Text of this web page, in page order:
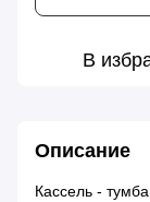
В
Описание
Кассель -